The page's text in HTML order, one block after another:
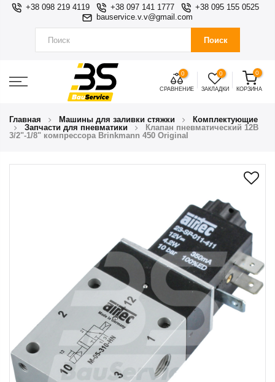
+38 098 219 4119 +38 097 141 1777
+38 095 155 0525
bauservice.v.v@gmail.com
Поиск
0
СРАВНЕНИЕ
0
ЗАКЛАДКИ
0
КОРЗИНА
Главная Машины для заливки стяжки
Комплектующие
Запчасти для пневматики
Клапан пневматический 12В
3/2"-1/8" компрессора Brinkmann 450 Original